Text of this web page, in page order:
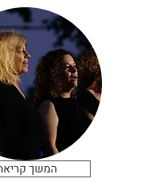
המשך